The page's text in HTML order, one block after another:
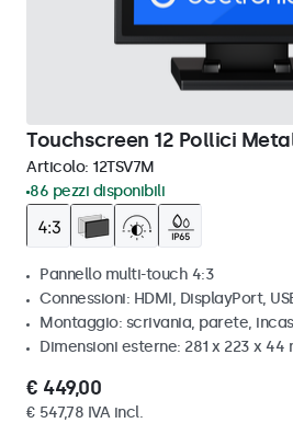
Touchscreen 12 Pollici
Articolo: 12TSV7M
86 pezzi disponibili
Pannello multi-touch 4:3
Connessioni: HDMI, DisplayPort,
Montaggio: scrivania, parete,
Dimensioni esterne: 281 x 223 x 44
€ 449,00
€ 547,78 IVA incl.